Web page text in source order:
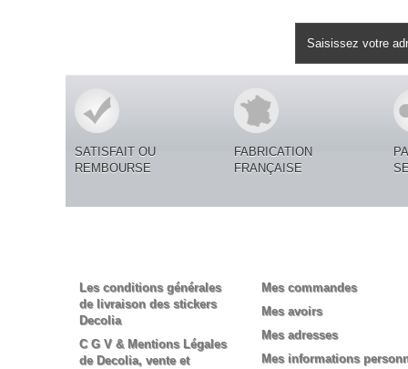
SATISFAIT OU
REMBOURSE
FABRICATION
FRANÇAISE
Les conditions générales
de livraison des stickers
Decolia
C G V & Mentions Légales
de Decolia, vente et
Mes commandes
Mes avoirs
Mes adresses
Mes informations